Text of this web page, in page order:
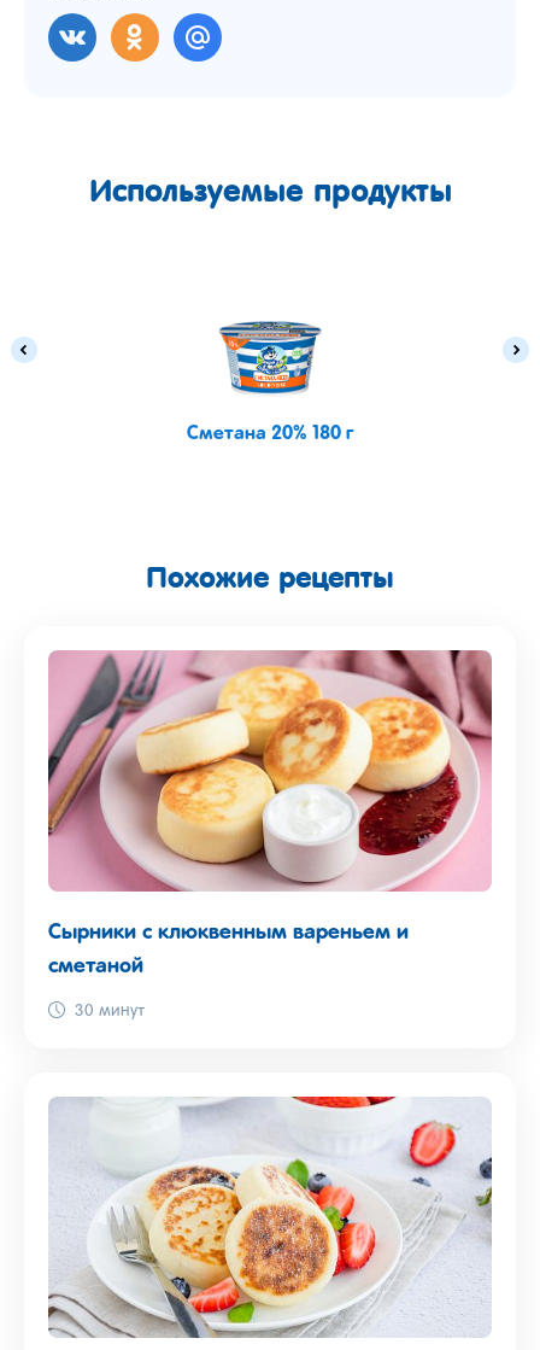
Используемые продукты
Сметана 20% 180 г
Похожие рецепты
Сырники с клюквенным вареньем и
сметаной
30 минут